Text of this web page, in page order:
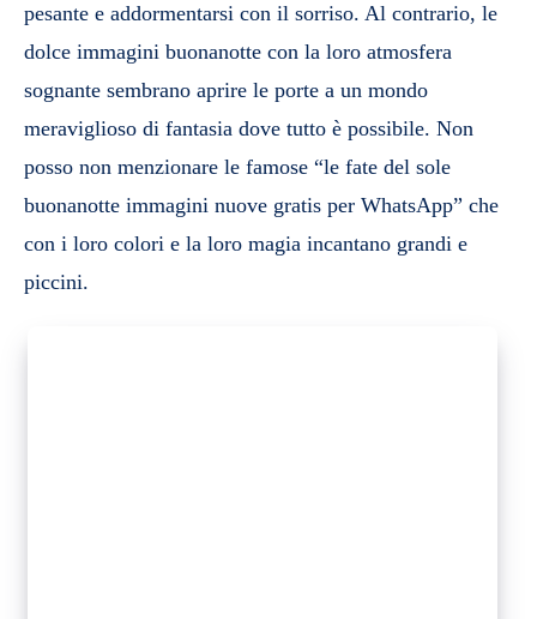
pesante e addormentarsi con il sorriso. Al contrario, le
dolce immagini buonanotte con la loro atmosfera
sognante sembrano aprire le porte a un mondo
meraviglioso di fantasia dove tutto è possibile. Non
posso non menzionare le famose “le fate del sole
buonanotte immagini nuove gratis per WhatsApp” che
con i loro colori e la loro magia incantano grandi e
piccini.